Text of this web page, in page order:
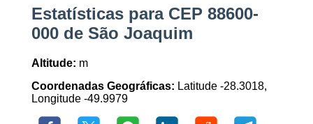
Estatísticas para CEP 88600-
000 de São Joaquim
Altitude: m
Coordenadas Geográficas: Latitude -28.3018,
Longitude -49.9979